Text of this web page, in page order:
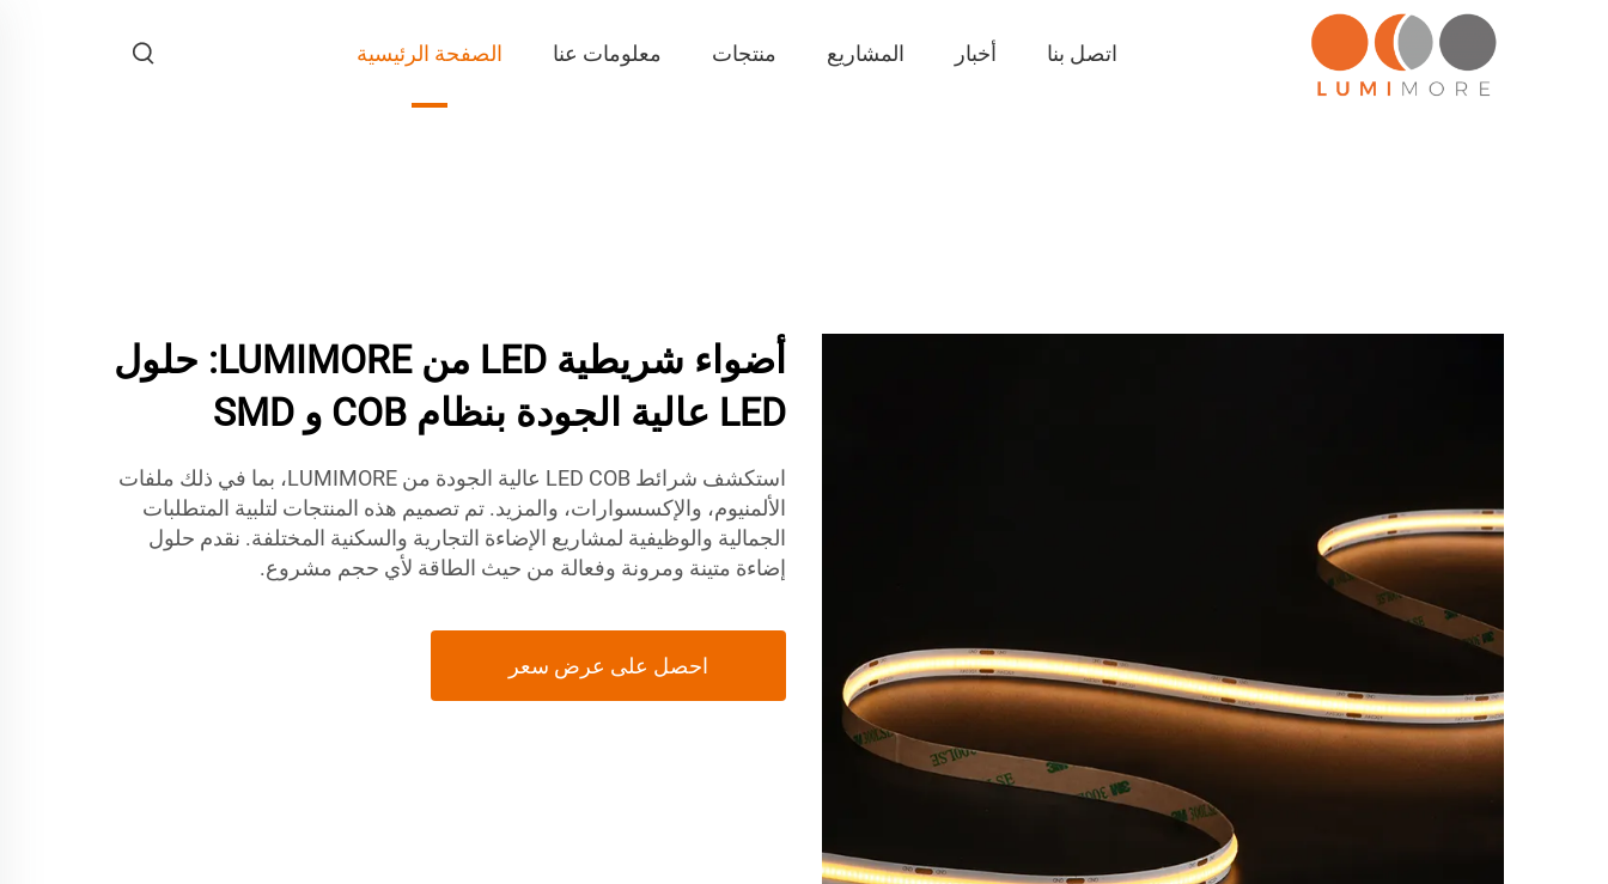
الصفحة الرئيسية معلومات عنا منتجات المشاريع أخبار اتصل بنا
أضواء شريطية LED من LUMIMORE: حلول
LED عالية الجودة بنظام COB و SMD
استكشف شرائط LED COB عالية الجودة من LUMIMORE، بما في ذلك ملفات
الألمنيوم، والإكسسوارات، والمزيد. تم تصميم هذه المنتجات لتلبية المتطلبات
الجمالية والوظيفية لمشاريع الإضاءة التجارية والسكنية المختلفة. نقدم حلول
إضاءة متينة ومرونة وفعالة من حيث الطاقة لأي حجم مشروع.
احصل على عرض سعر